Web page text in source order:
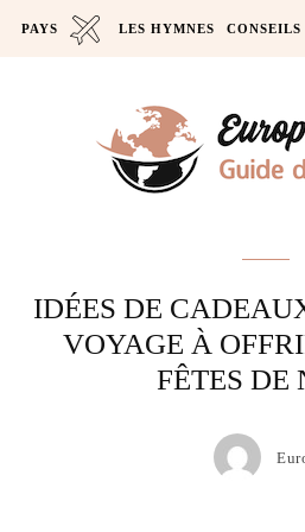
PAYS LES HYMNES CONSEILS
IDÉES DE
VOYAGE À
FÊTES DE